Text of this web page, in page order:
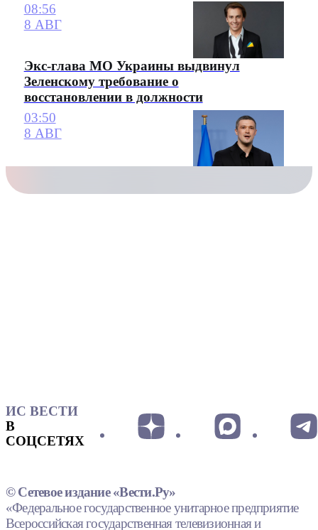
08:56
8 АВГ
Экс-глава МО Украины выдвинул
Зеленскому требование о
восстановлении в должности
03:50
8 АВГ
ИС ВЕСТИ
В
СОЦСЕТЯХ
© Сетевое издание «Вести.Ру»
«Федеральное государственное унитарное предприятие
Всероссийская государственная телевизионная и